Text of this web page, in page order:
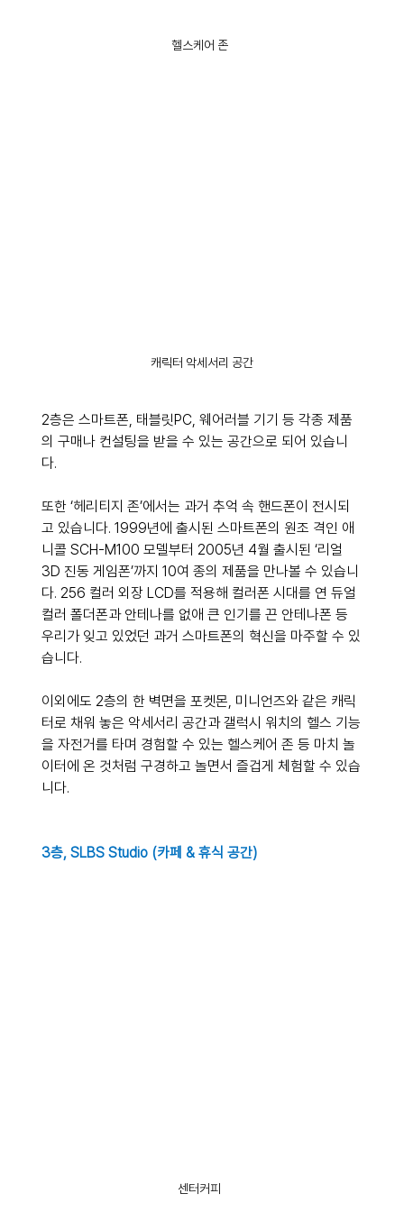
헬스케어 존
캐릭터 악세서리 공간
2층은 스마트폰, 태블릿PC, 웨어러블 기기 등 각종 제품
의 구매나 컨설팅을 받을 수 있는 공간으로 되어 있습니
다.
또한 ‘헤리티지 존’에서는 과거 추억 속 핸드폰이 전시되
고 있습니다. 1999년에 출시된 스마트폰의 원조 격인 애
니콜 SCH-M100 모델부터 2005년 4월 출시된 ‘리얼
3D 진동 게임폰’까지 10여 종의 제품을 만나볼 수 있습니
다. 256 컬러 외장 LCD를 적용해 컬러폰 시대를 연 듀얼
컬러 폴더폰과 안테나를 없애 큰 인기를 끈 안테나폰 등
우리가 잊고 있었던 과거 스마트폰의 혁신을 마주할 수 있
습니다.
이외에도 2층의 한 벽면을 포켓몬, 미니언즈와 같은 캐릭
터로 채워 놓은 악세서리 공간과 갤럭시 워치의 헬스 기능
을 자전거를 타며 경험할 수 있는 헬스케어 존 등 마치 놀
이터에 온 것처럼 구경하고 놀면서 즐겁게 체험할 수 있습
니다.
3층, SLBS Studio (카페 & 휴식 공간)
센터커피